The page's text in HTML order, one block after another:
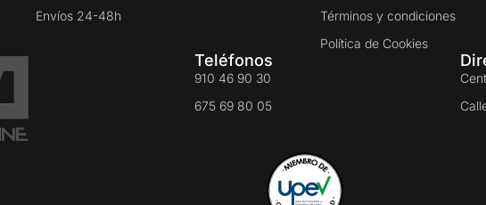
Envíos 24-48h
Términos y condiciones
Política de Cookies
Teléfonos
910 46 90 30
675 69 80 05